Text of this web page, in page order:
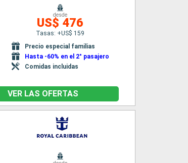
desde
US$ 476
Tasas: +US$ 159
Precio especial familias
Hasta -60% en el 2° pasajero
Comidas incluidas
VER LAS OFERTAS